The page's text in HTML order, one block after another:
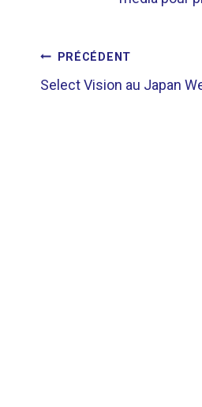
DE
PRÉCÉDENT
Select Vision au Japan